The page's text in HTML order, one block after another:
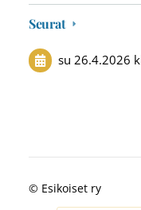
Seurat
su 26.4.2026
© Esikoiset ry